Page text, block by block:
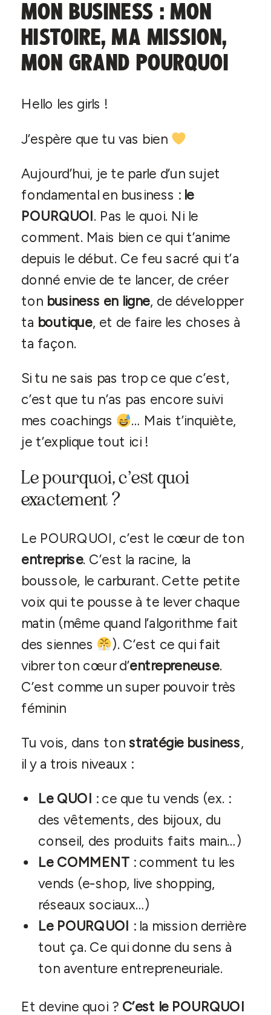
MON BUSINESS : MON
HISTOIRE, MA MISSION,
MON GRAND POURQUOI
Hello les girls !
J’espère que tu vas bien
Aujourd’hui, je te parle d’un sujet
fondamental en business : le
POURQUOI. Pas le quoi. Ni le
comment. Mais bien ce qui t’anime
depuis le début. Ce feu sacré qui t’a
donné envie de te lancer, de créer
ton business en ligne, de développer
ta boutique, et de faire les choses à
ta façon.
Si tu ne sais pas trop ce que c’est,
c’est que tu n’as pas encore suivi
mes coachings
… Mais t’inquiète,
je t’explique tout ici !
Le pourquoi, c’est quoi
exactement ?
Le POURQUOI, c’est le cœur de ton
entreprise. C’est la racine, la
boussole, le carburant. Cette petite
voix qui te pousse à te lever chaque
matin (même quand l’algorithme fait
des siennes
). C’est ce qui fait
vibrer ton cœur d’entrepreneuse.
C’est comme un super pouvoir très
féminin
Tu vois, dans ton stratégie business,
il y a trois niveaux :
Le QUOI
: ce que tu vends (ex. :
des vêtements, des bijoux, du
conseil, des produits faits main…)
Le COMMENT : comment tu les
vends (e-shop, live shopping,
réseaux sociaux…)
Le POURQUOI
: la mission derrière
tout ça. Ce qui donne du sens à
ton aventure entrepreneuriale.
Et devine quoi ? C’est le POURQUOI